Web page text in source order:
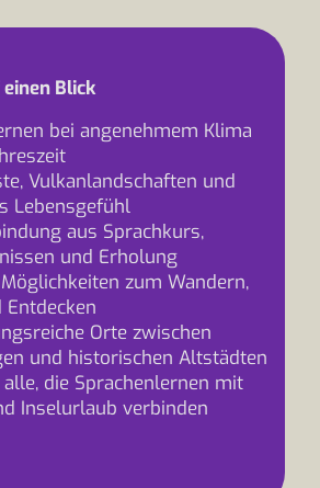
Blick
bei angenehmem Klima
Vulkanlandschaften und
Lebensgefühl
aus Sprachkurs,
und Erholung
zum Wandern,
Orte zwischen
und historischen Altstädten
die Sprachenlernen mit
Inselurlaub verbinden